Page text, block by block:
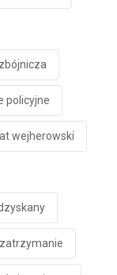
policyjne
wejherowski
zatrzymanie